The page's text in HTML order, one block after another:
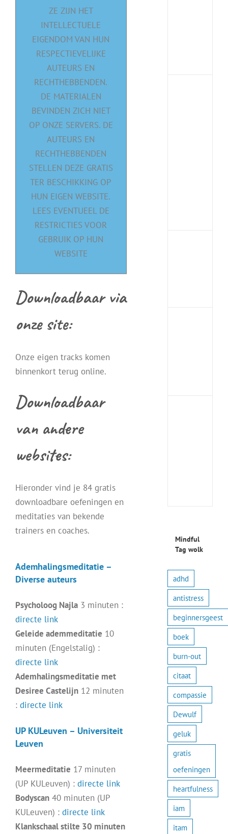
ZE ZIJN HET
INTELLECTUELE
EIGENDOM VAN HUN
RESPECTIEVELIJKE
AUTEURS EN
RECHTHEBBENDEN.
DE MATERIALEN
BEVINDEN ZICH NIET
OP ONZE SERVERS. DE
AUTEURS EN
RECHTHEBBENDEN
STELLEN DEZE GRATIS
TER BESCHIKKING OP
HUN EIGEN WEBSITE.
LEES EVENTUEEL DE
RESTRICTIES VOOR
GEBRUIK OP HUN
WEBSITE
Downloadbaar via
onze site:
Onze eigen tracks komen
binnenkort terug online.
Downloadbaar
van andere
websites:
Hieronder vind je 84 gratis
downloadbare oefeningen en
meditaties van bekende
trainers en coaches.
Ademhalingsmeditatie –
Diverse auteurs
Psycholoog Najla 3 minuten :
directe link
Geleide ademmeditatie 10
minuten (Engelstalig) :
directe link
Ademhalingsmeditatie met
Desiree Castelijn 12 minuten
: directe link
UP KULeuven – Universiteit
Leuven
Meermeditatie 17 minuten
(UP KULeuven) : directe link
Bodyscan 40 minuten (UP
KULeuven) : directe link
Klankschaal stilte 30 minuten
Mindful
Tag wolk
adhd
antistress
beginnersgeest
boek
burn-out
citaat
compassie
Dewulf
geluk
gratis
oefeningen
heartfulness
iam
itam